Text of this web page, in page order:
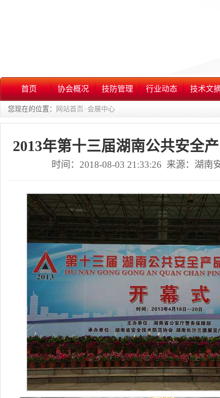
首页 协会概况 技防管理 行业动态 技术文
您现在的位置： 网站首页 >会展中心
2013年第十三届湖南公共安全
时间：2018-08-03 21:33:26 来源：湖南